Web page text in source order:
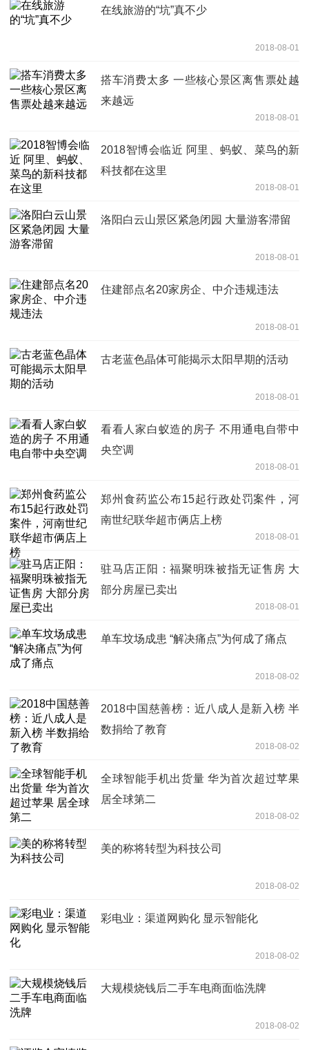
在线旅游的“坑”真不少
2018-08-01
搭车消费太多 一些核心景区离售票处越
来越远
2018-08-01
2018智博会临近 阿里、蚂蚁、菜鸟的新
科技都在这里
2018-08-01
洛阳白云山景区紧急闭园 大量游客滞留
2018-08-01
住建部点名20家房企、中介违规违法
2018-08-01
古老蓝色晶体可能揭示太阳早期的活动
2018-08-01
看看人家白蚁造的房子 不用通电自带中
央空调
2018-08-01
郑州食药监公布15起行政处罚案件，河
南世纪联华超市俩店上榜
2018-08-01
驻马店正阳：福聚明珠被指无证售房 大
部分房屋已卖出
2018-08-01
单车坟场成患 “解决痛点”为何成了痛点
2018-08-02
2018中国慈善榜：近八成人是新入榜 半
数捐给了教育
2018-08-02
全球智能手机出货量 华为首次超过苹果
居全球第二
2018-08-02
美的称将转型为科技公司
2018-08-02
彩电业：渠道网购化 显示智能化
2018-08-02
大规模烧钱后二手车电商面临洗牌
2018-08-02